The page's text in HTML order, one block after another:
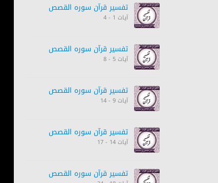
تفسیر قرآن سورہ ‎القصص‎
آیات 1 - 4
تفسیر قرآن سورہ ‎القصص‎
آیات 5 - 8
تفسیر قرآن سورہ ‎القصص‎
آیات 9 - 14
تفسیر قرآن سورہ ‎القصص‎
آیات 14 - 17
تفسیر قرآن سورہ ‎القصص‎